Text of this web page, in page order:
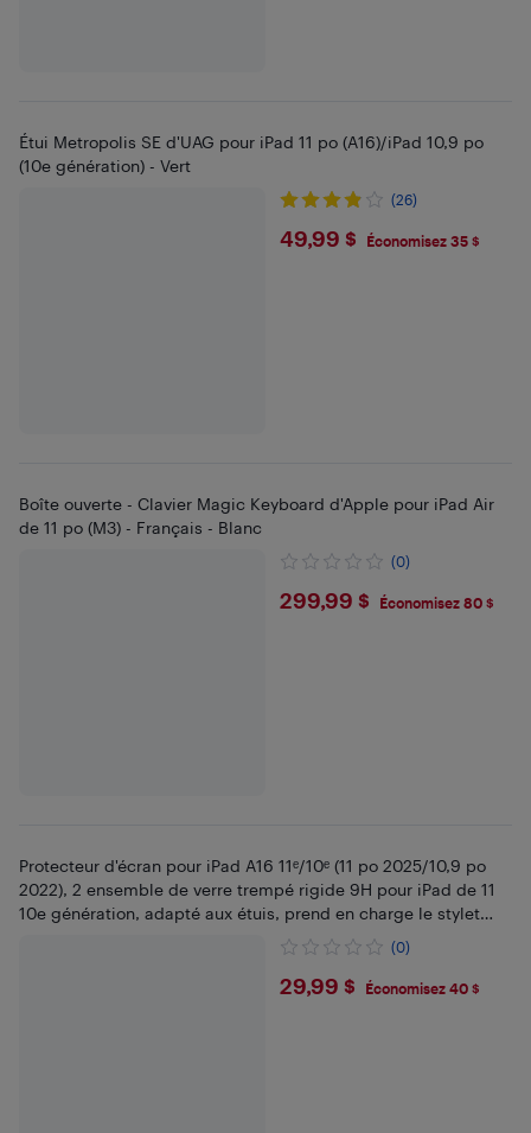
Étui Metropolis SE d'UAG pour iPad 11 po (A16)/iPad 10,9 po
(10e génération) - Vert
(26)
$49.99
49,99 $ Économisez 35 $
Boîte ouverte - Clavier Magic Keyboard d'Apple pour iPad Air
de 11 po (M3) - Français - Blanc
(0)
$299.99
299,99 $ Économisez 80 $
Protecteur d'écran pour iPad A16 11ᵉ/10ᵉ (11 po 2025/10,9 po
2022), 2 ensemble de verre trempé rigide 9H pour iPad de 11
10e génération, adapté aux étuis, prend en charge le stylet
(0)
$29.99
29,99 $ Économisez 40 $